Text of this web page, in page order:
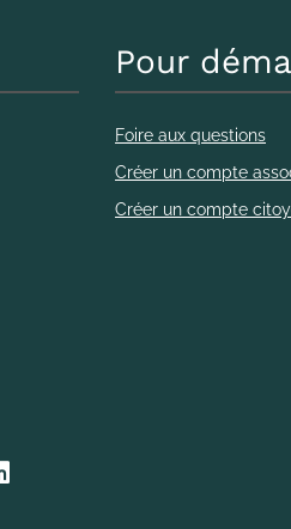
Pour
Foire aux questions
Créer un compte
Créer un compte